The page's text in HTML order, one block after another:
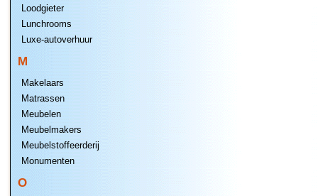
Loodgieter
Lunchrooms
Luxe-autoverhuur
M
Makelaars
Matrassen
Meubelen
Meubelmakers
Meubelstoffeerderij
Monumenten
O